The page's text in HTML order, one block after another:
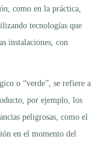
como en la práctica,
tecnologías que
instalaciones, con
o “verde”, se refiere a
por ejemplo, los
peligrosas, como el
en el momento del